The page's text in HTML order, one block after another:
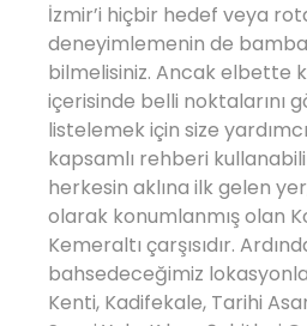
İzmir’i hiçbir hedef veya
deneyimlemenin de
bilmelisiniz. Ancak elbette
içerisinde belli noktalarını
listelemek için size
kapsamlı rehberi
herkesin aklına ilk gelen
olarak konumlanmış olan
Kemeraltı çarşısıdır.
bahsedeceğimiz
Kenti, Kadifekale, Tarihi